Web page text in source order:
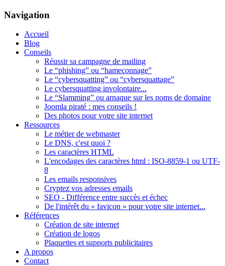
Navigation
Accueil
Blog
Conseils
Réussir sa campagne de mailing
Le “phishing” ou “hameçonnage”
Le “cybersquatting” ou “cybersquattage”
Le cybersquatting involontaire...
Le “Slamming” ou arnaque sur les noms de domaine
Joomla piraté : mes conseils !
Des photos pour votre site internet
Ressources
Le métier de webmaster
Le DNS, c'est quoi ?
Les caractères HTML
L'encodages des caractères html : ISO-8859-1 ou UTF-
8
Les emails responsives
Cryptez vos adresses emails
SEO - Différence entre succès et échec
De l'intérêt du « favicon » pour votre site internet...
Références
Création de site internet
Création de logos
Plaquettes et supports publicitaires
A propos
Contact